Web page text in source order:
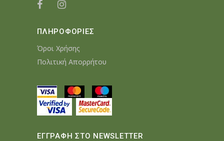
ΠΛΗΡΟΦΟΡΙΕΣ
Όροι Χρήσης
Πολιτική Απορρήτου
ΕΓΓΡΑΦΗ ΣΤΟ NEWSLETTER